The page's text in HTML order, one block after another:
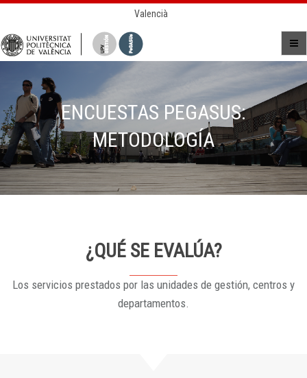
Valencià
ENCUESTAS PEGASUS:
METODOLOGÍA
¿QUÉ SE EVALÚA?
Los servicios prestados por las unidades de gestión, centros y
departamentos.